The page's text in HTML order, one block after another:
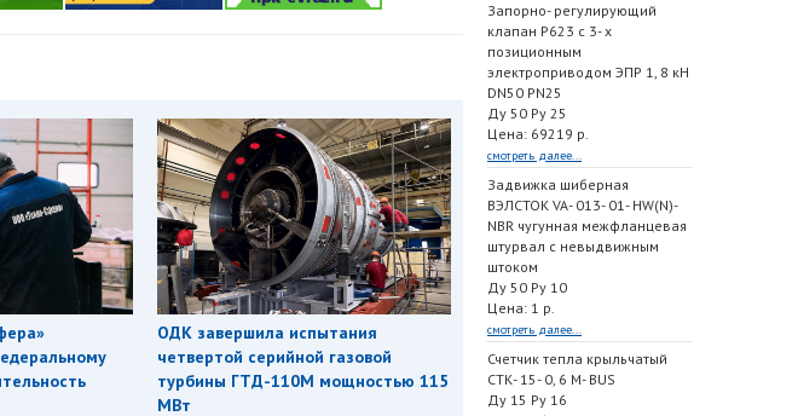
ОДК завершила испытания
четвертой серийной газовой
турбины ГТД-110М мощностью 115
МВт
Запорно- регулирующий
клапан Р623 с 3- х
позиционным
электроприводом ЭПР 1, 8 кН
DN50 PN25
Ду 50 Ру 25
Цена: 69219 р.
смотреть далее...
Задвижка шиберная
ВЭЛСТОК VA- 013- 01- HW(N)-
NBR чугунная межфланцевая
штурвал с невыдвижным
штоком
Ду 50 Ру 10
Цена: 1 р.
смотреть далее...
Счетчик тепла крыльчатый
СТК- 15- 0, 6 M- BUS
Ду 15 Ру 16